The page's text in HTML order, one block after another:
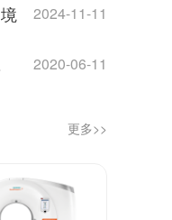
2024-11-11
2020-06-11
更多>>